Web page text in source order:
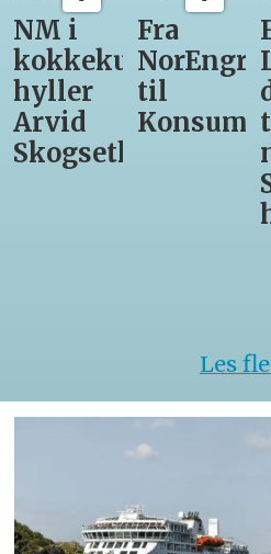
i
NorEngros
til
til
nytt
Les